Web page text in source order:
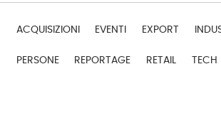
ACQUISIZIONI EVENTI EXPORT
PERSONE REPORTAGE RETAIL TECH